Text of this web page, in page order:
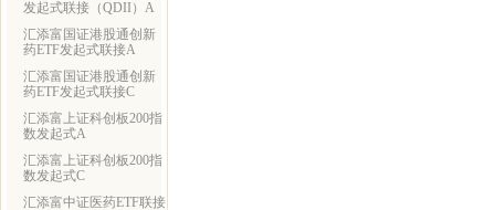
发起式联接（QDII）A
汇添富国证港股通创新
药ETF发起式联接A
汇添富国证港股通创新
药ETF发起式联接C
汇添富上证科创板200指
数发起式A
汇添富上证科创板200指
数发起式C
汇添富中证医药ETF联接